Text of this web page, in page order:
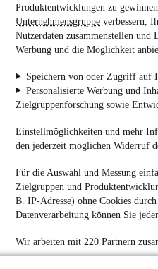
Produktentwicklungen zu
Unternehmensgruppe verbessern,
Nutzerdaten zusammenstellen und
Werbung und die Möglichkeit
Speichern von oder Zugriff auf
Personalisierte Werbung und
Zielgruppenforschung sowie
Einstellmöglichkeiten und mehr
den jederzeit möglichen Widerruf
Für die Auswahl und Messung
Zielgruppen und
B. IP-Adresse) ohne Cookies
Datenverarbeitung können Sie
Wir arbeiten mit 220 Partnern